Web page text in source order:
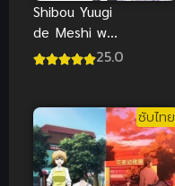
Shibou Yuugi
de Meshi wo
Kuu พากย์25.0
ซับไทย